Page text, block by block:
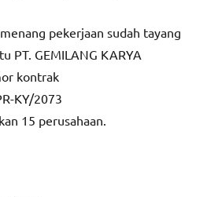
pekerjaan sudah tayang
PT. GEMILANG KARYA
kontrak
KY/2073
15 perusahaan.